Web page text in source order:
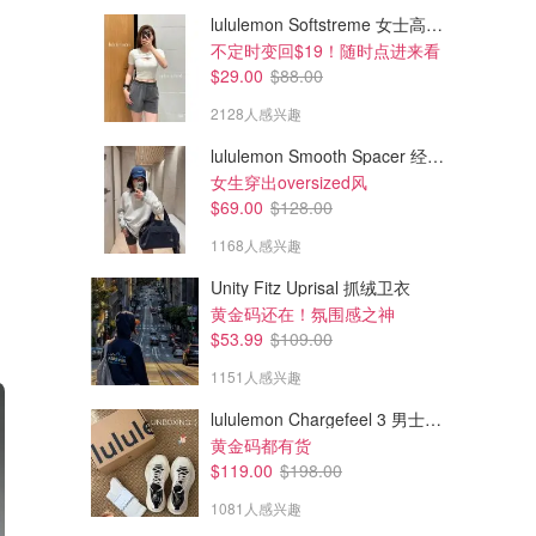
lululemon Softstreme 女士高腰短裤 10cm
不定时变回$19！随时点进来看
$29.00 $88.00
2128人感兴趣
lululemon Smooth Spacer 经典卫衣
女生穿出oversized风
$69.00 $128.00
1168人感兴趣
Unity Fitz Uprisal 抓绒卫衣
黄金码还在！氛围感之神
$53.99 $109.00
1151人感兴趣
lululemon Chargefeel 3 男士运动鞋
黄金码都有货
$119.00 $198.00
1081人感兴趣